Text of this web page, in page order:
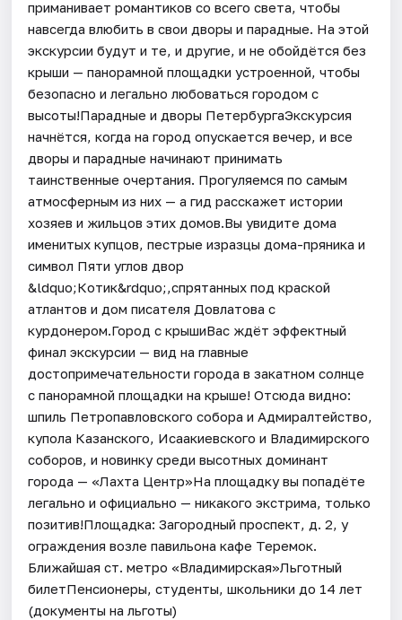
приманивает романтиков со всего света, чтобы
навсегда влюбить в свои дворы и парадные. На этой
экскурсии будут и те, и другие, и не обойдётся без
крыши — панорамной площадки устроенной, чтобы
безопасно и легально любоваться городом с
высоты!Парадные и дворы ПетербургаЭкскурсия
начнётся, когда на город опускается вечер, и все
дворы и парадные начинают принимать
таинственные очертания. Прогуляемся по самым
атмосферным из них — а гид расскажет истории
хозяев и жильцов этих домов.Вы увидите дома
именитых купцов, пестрые изразцы дома-пряника и
символ Пяти углов двор
&ldquo;Котик&rdquo;,спрятанных под краской
атлантов и дом писателя Довлатова с
курдонером.Город с крышиВас ждёт эффектный
финал экскурсии — вид на главные
достопримечательности города в закатном солнце
с панорамной площадки на крыше! Отсюда видно:
шпиль Петропавловского собора и Адмиралтейство,
купола Казанского, Исаакиевского и Владимирского
соборов, и новинку среди высотных доминант
города — «Лахта Центр»На площадку вы попадёте
легально и официально — никакого экстрима, только
позитив!Площадка: Загородный проспект, д. 2, у
ограждения возле павильона кафе Теремок.
Ближайшая ст. метро «Владимирская»Льготный
билетПенсионеры, студенты, школьники до 14 лет
(документы на льготы)